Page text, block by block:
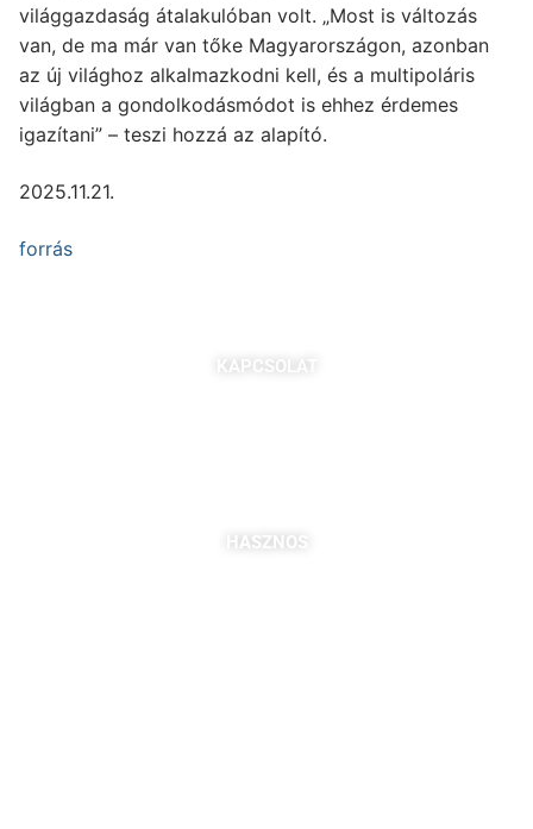
világgazdaság átalakulóban volt. „Most is változás
van, de ma már van tőke Magyarországon, azonban
az új világhoz alkalmazkodni kell, és a multipoláris
világban a gondolkodásmódot is ehhez érdemes
igazítani” – teszi hozzá az alapító.
2025.11.21.
forrás
KAPCSOLAT
HASZNOS